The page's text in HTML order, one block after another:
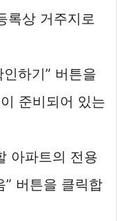
록상 거주지로
하기” 버튼을
준비되어 있는
아파트의 전용
” 버튼을 클릭합